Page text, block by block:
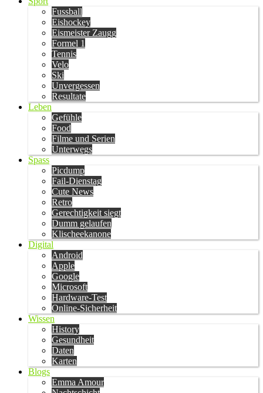
Fussball
Eishockey
Eismeister Zaugg
Formel 1
Tennis
Velo
Ski
Unvergessen
Resultate
Leben
Gefühle
Food
Filme und Serien
Unterwegs
Spass
Picdump
Fail-Dienstag
Cute News
Retro
Gerechtigkeit siegt
Dumm gelaufen
Klischeekanone
Digital
Android
Apple
Google
Microsoft
Hardware-Test
Online-Sicherheit
Wissen
History
Gesundheit
Daten
Karten
Blogs
Emma Amour